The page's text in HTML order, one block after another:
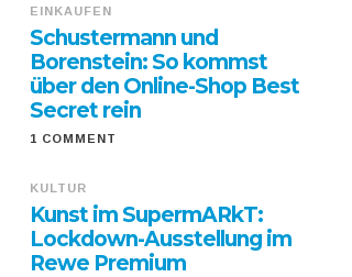
EINKAUFEN
Schustermann und
Borenstein: So kommst
über den Online-Shop Best
Secret rein
1 COMMENT
KULTUR
Kunst im SupermARkT:
Lockdown-Ausstellung im
Rewe Premium